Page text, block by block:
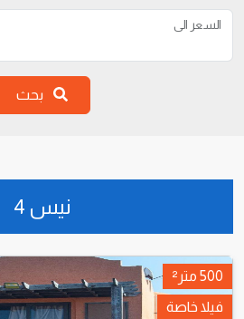
السعر الى
بحث
نيس 4
500 متر²
فيلا خاصة